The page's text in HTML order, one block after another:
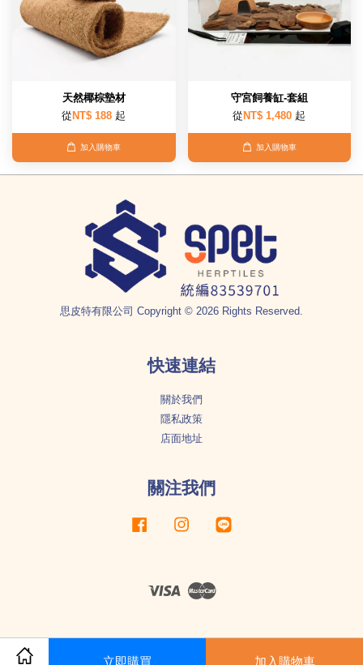
立即購買 加入購物車
天然椰棕墊材
從 NT$ 188 起
加入購物車
守宮飼養缸-套組
從 NT$ 1,480 起
加入購物車
思皮特有限公司 Copyright © 2026 Rights Reserved.
快速連結
關於我們
隱私政策
店面地址
關注我們
Facebook Instagram
Visa Master